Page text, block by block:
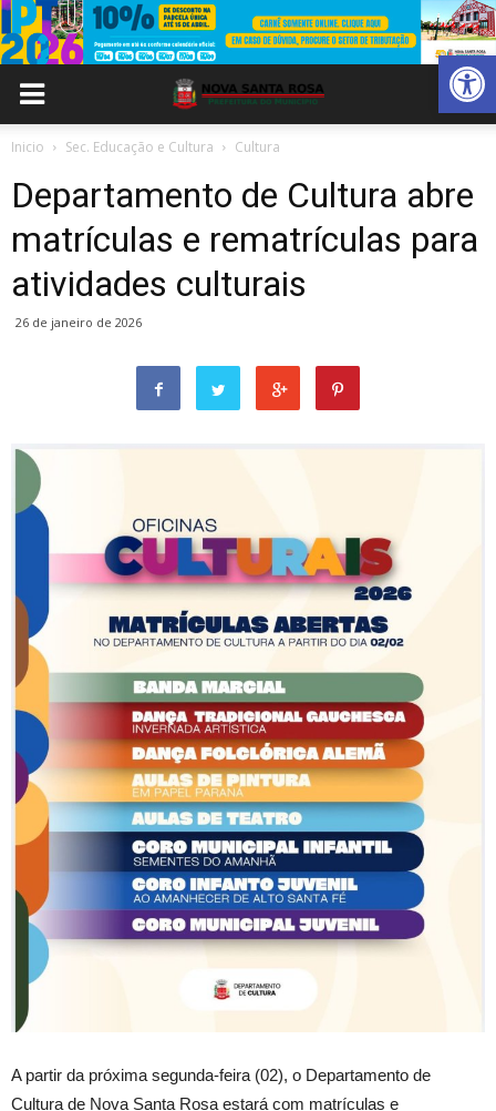
Abrir
Inicio Sec. Educação e Cultura Cultura
Departamento de Cultura abre
matrículas e rematrículas para
atividades culturais
26 de janeiro de 2026
A partir da próxima segunda-feira (02), o Departamento de
Cultura de Nova Santa Rosa estará com matrículas e